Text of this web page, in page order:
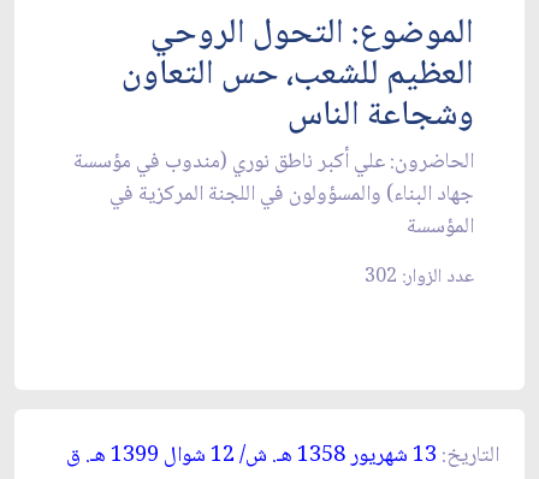
الموضوع: التحول الروحي
العظيم للشعب، حس التعاون
وشجاعة الناس‏
الحاضرون: علي أكبر ناطق نوري (مندوب في مؤسسة
جهاد البناء) والمسؤولون في اللجنة المركزية في
المؤسسة
عدد الزوار: 302
التاريخ: 13 شهريور 1358 ه ـ. ش/ 12 شوال 1399 ه ـ. ق